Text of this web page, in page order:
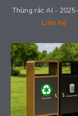
Liên hệ